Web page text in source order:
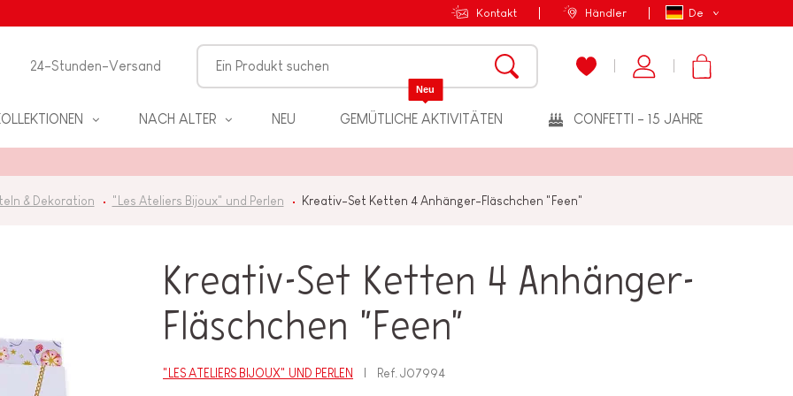
De
Kontakt Händler
24-Stunden-Versand
NACH ALTER NEU GEMÜTLICHE AKTIVITÄTEN
Neu
CONFETTI - 15 JAHRE
& Dekoration "Les Ateliers Bijoux" und Perlen Kreativ-Set Ketten 4 Anhänger-Fläschchen "Feen"
Kreativ-Set Ketten 4 Anhänger-
Fläschchen "Feen"
"LES ATELIERS BIJOUX" UND PERLEN Ref.J07994